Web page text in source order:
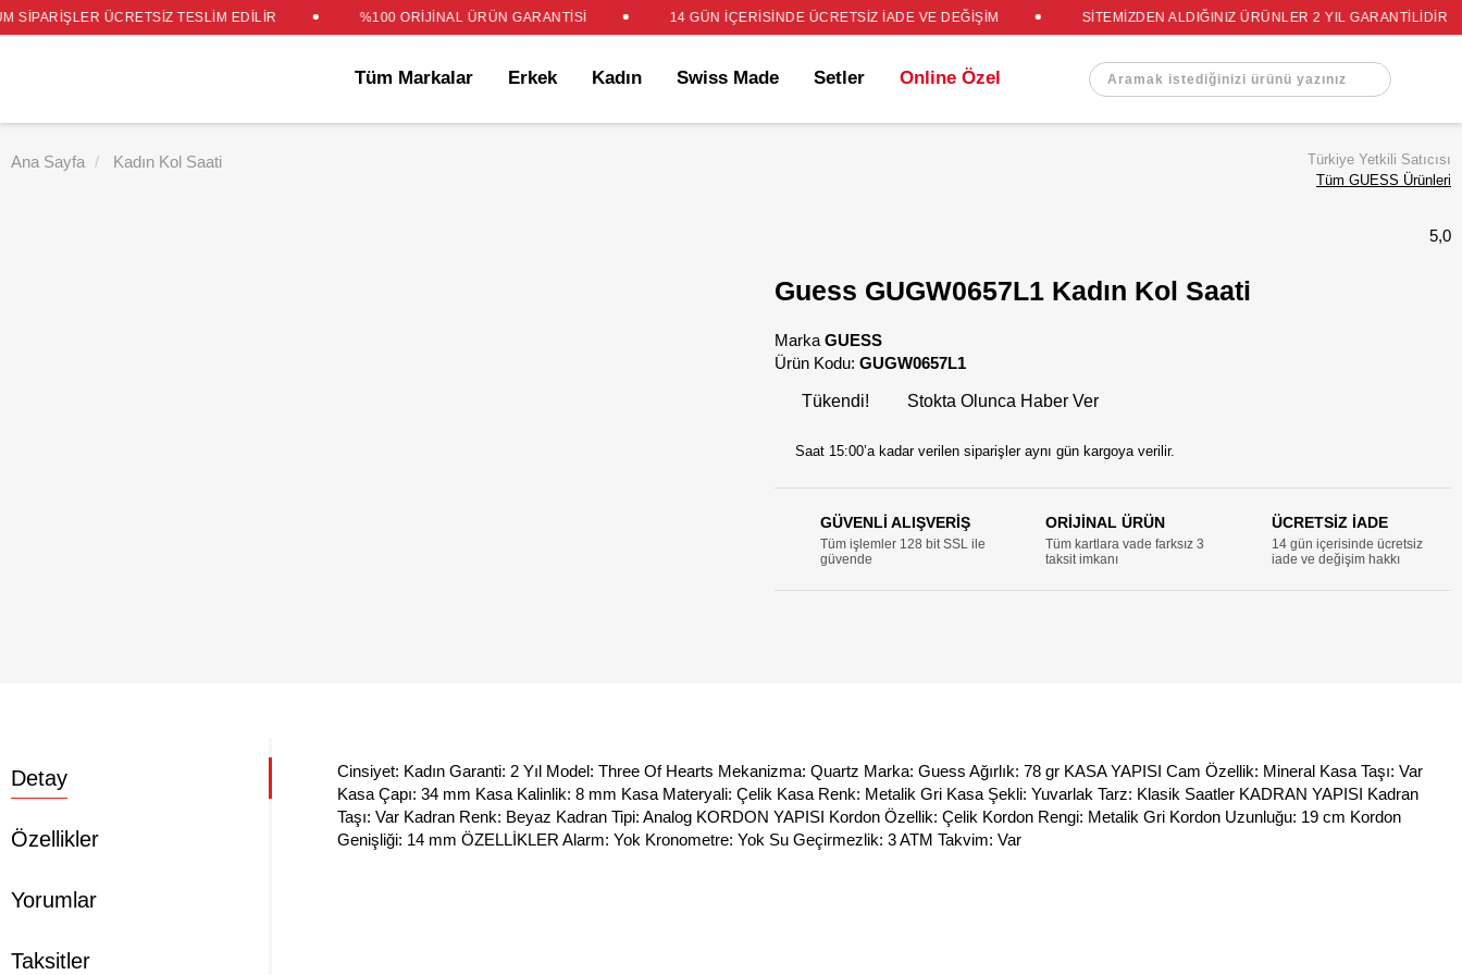
TÜM SİPARİŞLER
SİPARİŞLER ÜCRETSİZ TESLİM EDİLİR %100 ORİJİNAL ÜRÜN GARANTİSİ 14 GÜN İÇERİSİNDE ÜCRETSİZ İADE VE DEĞİŞİM SİTEMİZDEN ALDIĞINIZ ÜRÜNLER 2 YIL GARANTİLİDİR
Tüm Markalar Erkek Kadın Swiss Made Setler Online Özel
Ana Sayfa Kadın Kol Saati
Türkiye Yetkili Satıcısı
Tüm GUESS Ürünleri
5,0
Guess GUGW0657L1 Kadın Kol Saati
MarkaGUESS
Ürün Kodu: GUGW0657L1
Tükendi! Stokta Olunca Haber Ver
Saat 15:00’a kadar verilen siparişler aynı gün kargoya verilir.
GÜVENLİ ALIŞVERİŞ
Tüm işlemler 128 bit SSL ile
güvende
ORİJİNAL ÜRÜN
Tüm kartlara vade farksız 3
taksit imkanı
ÜCRETSİZ İADE
14 gün içerisinde ücretsiz iade
ve değişim hakkı
Detay
Özellikler
Yorumlar
Taksitler
Cinsiyet: Kadın Garanti: 2 Yıl Model: Three Of Hearts Mekanizma: Quartz Marka: Guess Ağırlık: 78 gr KASA YAPISI Cam Özellik: Mineral Kasa Taşı: Var Kasa Çapı: 34 mm
Kasa Kalinlik: 8 mm Kasa Materyali: Çelik Kasa Renk: Metalik Gri Kasa Şekli: Yuvarlak Tarz: Klasik Saatler KADRAN YAPISI Kadran Taşı: Var Kadran Renk: Beyaz Kadran Tipi:
Analog KORDON YAPISI Kordon Özellik: Çelik Kordon Rengi: Metalik Gri Kordon Uzunluğu: 19 cm Kordon Genişliği: 14 mm ÖZELLİKLER Alarm: Yok Kronometre: Yok Su
Geçirmezlik: 3 ATM Takvim: Var